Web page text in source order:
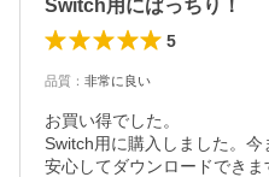
Switch用にばっちり！
5
品質 ： 非常に良い
お買い得でした。
Switch用に購入しました。今
安心してダウンロードできま